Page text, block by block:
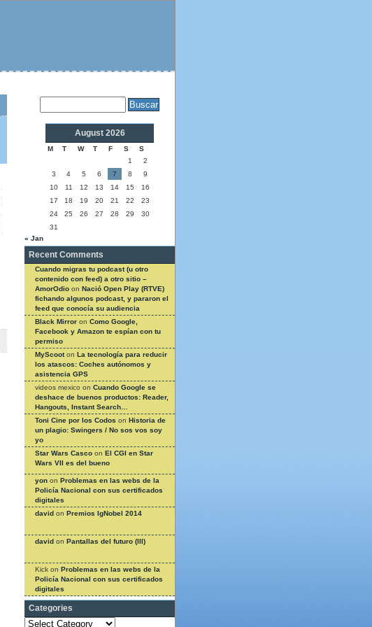
August 2026
M T W T F S
S
1
2
3
4 5 6 7 8
9
10
11 12 13 14 15
16
17
18 19 20 21 22
23
24
25 26 27 28 29
30
31
« Jan
Recent Comments
Cuando migras tu podcast (u otro
contenido con feed) a otro sitio –
AmorOdio on Nació Open Play (RTVE)
fichando algunos podcast, y pararon el
feed que conocía su audiencia
Black Mirror on Como Google,
Facebook y Amazon te espían con tu
permiso
MyScooton La tecnología para reducir
los atascos: Coches autónomos y
asistencia GPS
videos mexico on Cuando Google se
deshace de buenos productos: Reader,
Hangouts, Instant Search…
Toni Cine por los Codos on Historia de
un plagio: Swingers / No sos vos soy
yo
Star Wars Casco on El CGI en Star
Wars VII es del bueno
yon on Problemas en las webs de la
Policía Nacional con sus certificados
digitales
david on Premios IgNobel 2014
david on Pantallas del futuro (III)
Kick on Problemas en las webs de la
Policía Nacional con sus certificados
digitales
Categories
Categories